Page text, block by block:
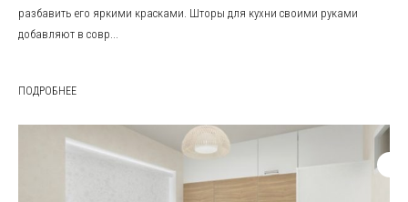
разбавить его яркими красками. Шторы для кухни своими руками
добавляют в совр...
ПОДРОБНЕЕ